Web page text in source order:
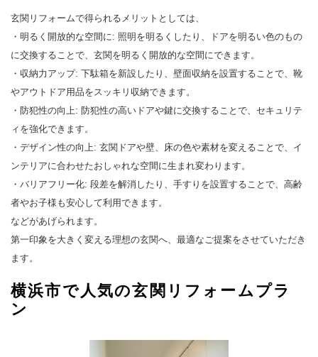
玄関リフォームで得られるメリットとしては、
・明るく開放的な空間に: 照明を明るくしたり、ドアを明るい色のもの
に交換することで、玄関を明るく開放的な空間にできます。
・収納力アップ: 下駄箱を新設したり、壁面収納を設置することで、靴
やアウトドア用品をスッキリ収納できます。
・防犯性の向上: 防犯性の高いドアや鍵に交換することで、セキュリテ
ィを強化できます。
・デザイン性の向上: 玄関ドアや壁、床の色や素材を変えることで、イ
ンテリアに合わせたおしゃれな空間に生まれ変わります。
・バリアフリー化: 段差を解消したり、手すりを設置することで、高齢
者やお子様も安心して利用できます。
などがあげられます。
第一印象を大きく変える理想の玄関へ、最適なご提案をさせていただき
ます。
横浜市で人気の玄関リフォームプラ
ン